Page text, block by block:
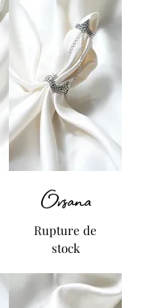
Ovsana
Rupture de
stock